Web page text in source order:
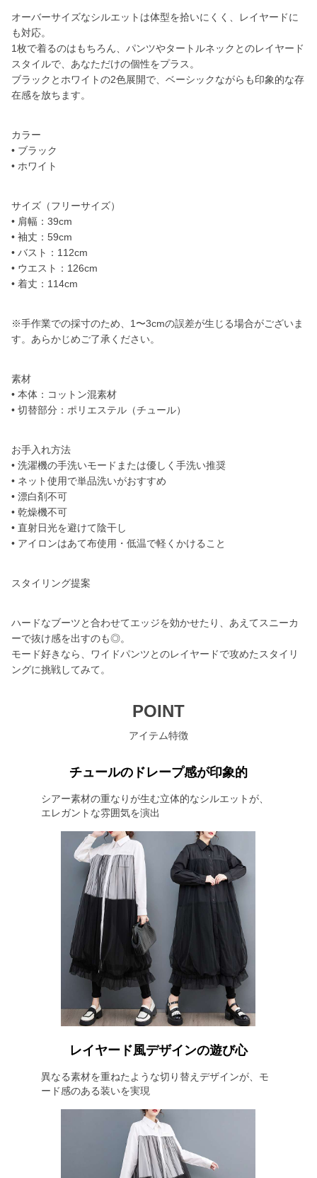
オーバーサイズなシルエットは体型を拾いにくく、レイヤードに
も対応。
1枚で着るのはもちろん、パンツやタートルネックとのレイヤード
スタイルで、あなただけの個性をプラス。
ブラックとホワイトの2色展開で、ベーシックながらも印象的な存
在感を放ちます。
カラー
• ブラック
• ホワイト
サイズ（フリーサイズ）
• 肩幅：39cm
• 袖丈：59cm
• バスト：112cm
• ウエスト：126cm
• 着丈：114cm
※手作業での採寸のため、1〜3cmの誤差が生じる場合がございま
す。あらかじめご了承ください。
素材
• 本体：コットン混素材
• 切替部分：ポリエステル（チュール）
お手入れ方法
• 洗濯機の手洗いモードまたは優しく手洗い推奨
• ネット使用で単品洗いがおすすめ
• 漂白剤不可
• 乾燥機不可
• 直射日光を避けて陰干し
• アイロンはあて布使用・低温で軽くかけること
スタイリング提案
ハードなブーツと合わせてエッジを効かせたり、あえてスニーカ
ーで抜け感を出すのも◎。
モード好きなら、ワイドパンツとのレイヤードで攻めたスタイリ
ングに挑戦してみて。
POINT
アイテム特徴
チュールのドレープ感が印象的
シアー素材の重なりが生む立体的なシルエットが、
エレガントな雰囲気を演出
レイヤード風デザインの遊び心
異なる素材を重ねたような切り替えデザインが、モ
ード感のある装いを実現